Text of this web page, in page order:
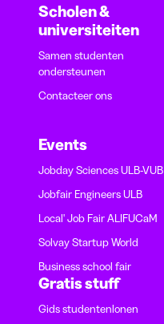
Scholen &
universiteiten
Samen studenten
ondersteunen
Contacteer ons
Events
Jobday Sciences ULB-VUB
Jobfair Engineers ULB
Local' Job Fair ALIFUCaM
Solvay Startup World
Business school fair
Gratis stuff
Gids studentenlonen